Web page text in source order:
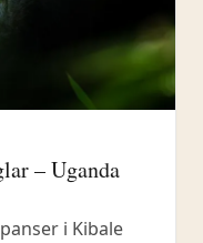
– Uganda
i Kibale